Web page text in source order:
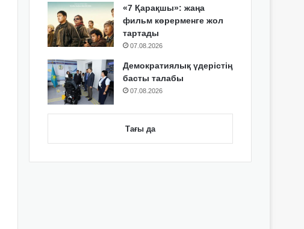
«7 Қарақшы»: жаңа
фильм көрерменге жол
тартады
07.08.2026
Демократиялық үдерістің
басты талабы
07.08.2026
Тағы да